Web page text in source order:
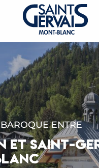
ENTRE
ET SAINT-